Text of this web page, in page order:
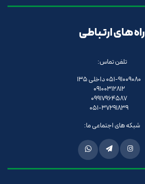
راه های ارتباطی
تلفن تماس:
051-91009080 داخلی 135
09100312812
09917964587
051-37291839
شبکه های اجتماعی ما: